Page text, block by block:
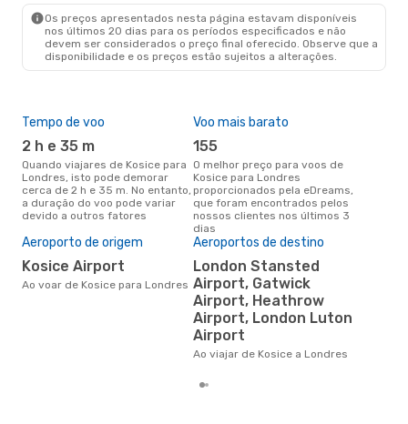
Os preços apresentados nesta página estavam disponíveis
nos últimos 20 dias para os períodos especificados e não
devem ser considerados o preço final oferecido. Observe que a
disponibilidade e os preços estão sujeitos a alterações.
Tempo de voo
2 h e 35 m
Quando viajares de Kosice para
Londres, isto pode demorar
cerca de 2 h e 35 m. No entanto,
a duração do voo pode variar
devido a outros fatores
Voo mais barato
155
O melhor preço para voos de
Kosice para Londres
proporcionados pela eDreams,
que foram encontrados pelos
nossos clientes nos últimos 3
dias
Aeroporto de origem
Kosice Airport
Ao voar de Kosice para Londres
Aeroportos de destino
London Stansted
Airport, Gatwick
Airport, Heathrow
Airport, London Luton
Airport
Ao viajar de Kosice a Londres